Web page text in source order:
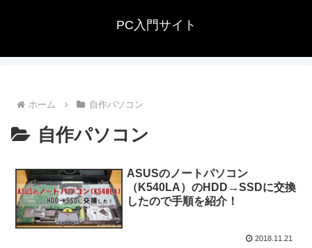
PC入門サイト
ホーム 自作パソコン
自作パソコン
ASUSのノートパソコン
（K540LA）のHDD→SSDに交換
したので手順を紹介！
2018.11.21